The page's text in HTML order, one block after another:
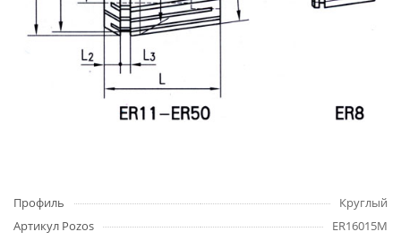
Профиль
Круглый
Артикул Pozos
ER16015M